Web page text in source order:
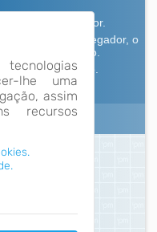
lhe uma
assim
recursos